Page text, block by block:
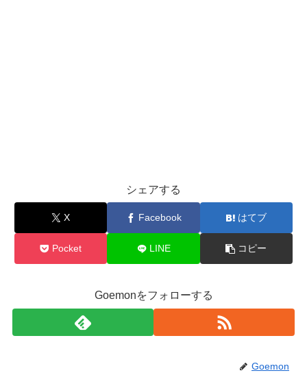
シェアする
X Facebook はてブ
Pocket LINE コピー
Goemonをフォローする
Goemon